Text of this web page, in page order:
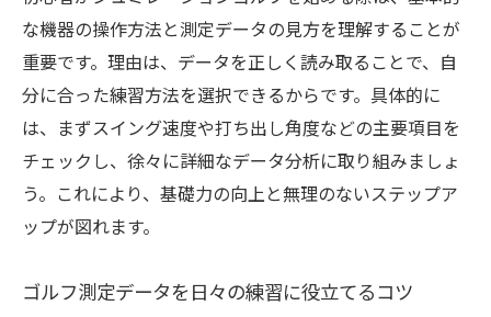
秘訣
健康目的で活用するシュミレーションゴル
フ練習法
測定データ分析なら効率的な上達が可能に
シュミレーションゴルフのデータ分析で見
える成長曲線
測定結果の蓄積と分析が導く上達ロードマ
ップ
な機器の操作方法と測定データの見方を理解することが
重要です。理由は、データを正しく読み取ることで、自
分に合った練習方法を選択できるからです。具体的に
は、まずスイング速度や打ち出し角度などの主要項目を
チェックし、徐々に詳細なデータ分析に取り組みましょ
う。これにより、基礎力の向上と無理のないステップア
ップが図れます。
ゴルフ測定データを日々の練習に役立てるコツ